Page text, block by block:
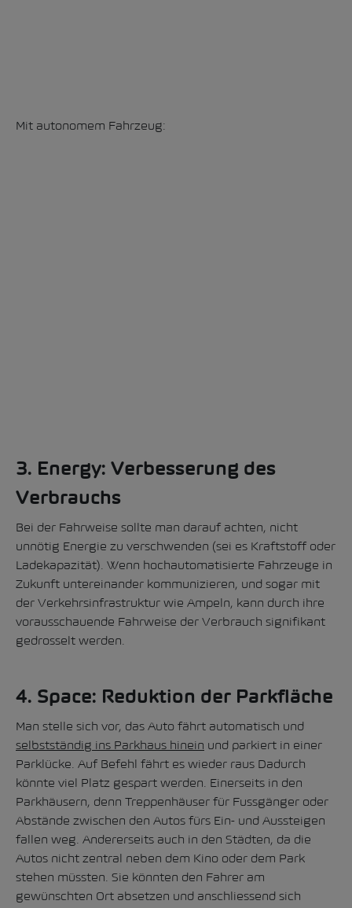
Mit autonomem Fahrzeug:
3. Energy: Verbesserung des
Verbrauchs
Bei der Fahrweise sollte man darauf achten, nicht
unnötig Energie zu verschwenden (sei es Kraftstoff oder
Ladekapazität). Wenn hochautomatisierte Fahrzeuge in
Zukunft untereinander kommunizieren, und sogar mit
der Verkehrsinfrastruktur wie Ampeln, kann durch ihre
vorausschauende Fahrweise der Verbrauch signifikant
gedrosselt werden.
4. Space: Reduktion der Parkfläche
Man stelle sich vor, das Auto fährt automatisch und
selbstständig ins Parkhaus hinein und parkiert in einer
Parklücke. Auf Befehl fährt es wieder raus Dadurch
könnte viel Platz gespart werden. Einerseits in den
Parkhäusern, denn Treppenhäuser für Fussgänger oder
Abstände zwischen den Autos fürs Ein- und Aussteigen
fallen weg. Andererseits auch in den Städten, da die
Autos nicht zentral neben dem Kino oder dem Park
stehen müssten. Sie könnten den Fahrer am
gewünschten Ort absetzen und anschliessend sich